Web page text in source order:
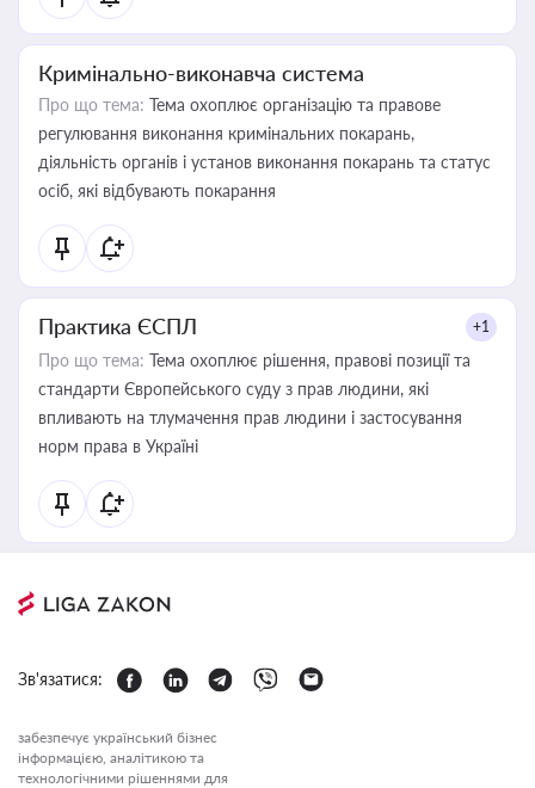
Кримінально-виконавча система
Про що тема: Тема охоплює організацію та правове
регулювання виконання кримінальних покарань,
діяльність органів і установ виконання покарань та статус
осіб, які відбувають покарання
Практика ЄСПЛ +1
Про що тема: Тема охоплює рішення, правові позиції та
стандарти Європейського суду з прав людини, які
впливають на тлумачення прав людини і застосування
норм права в Україні
Зв'язатися:
забезпечує український бізнес
інформацією, аналітикою та
технологічними рішеннями для